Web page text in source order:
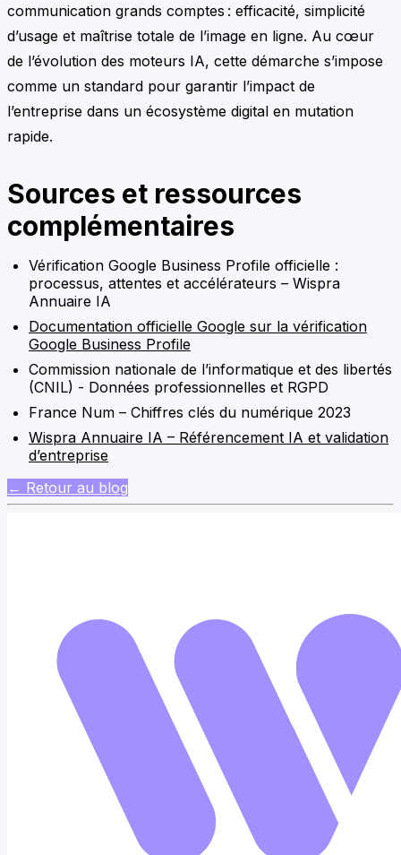
communication grands comptes : efficacité, simplicité
d’usage et maîtrise totale de l’image en ligne. Au cœur
de l’évolution des moteurs IA, cette démarche s’impose
comme un standard pour garantir l’impact de
l’entreprise dans un écosystème digital en mutation
rapide.
Sources et ressources
complémentaires
Vérification Google Business Profile officielle :
processus, attentes et accélérateurs – Wispra
Annuaire IA
Documentation officielle Google sur la vérification
Google Business Profile
Commission nationale de l’informatique et des libertés
(CNIL) - Données professionnelles et RGPD
France Num – Chiffres clés du numérique 2023
Wispra Annuaire IA – Référencement IA et validation
d’entreprise
← Retour au blog